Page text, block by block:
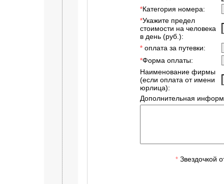
*Категория номера:
*Укажите предел
стоимости на человека
в день (руб.):
*оплата за путевки:
*Форма оплаты:
Наименование фирмы
(если оплата от имени
юрлица):
Дополнительная
*Звездочкой